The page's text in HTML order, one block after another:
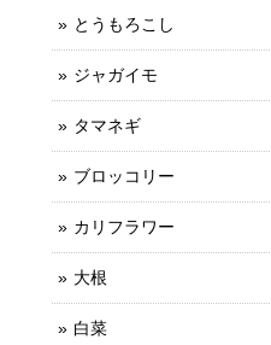
とうもろこし
ジャガイモ
タマネギ
ブロッコリー
カリフラワー
大根
白菜